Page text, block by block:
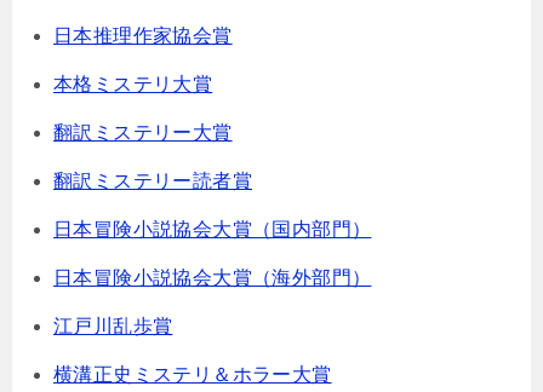
日本推理作家協会賞
本格ミステリ大賞
翻訳ミステリー大賞
翻訳ミステリー読者賞
日本冒険小説協会大賞（国内部門）
日本冒険小説協会大賞（海外部門）
江戸川乱歩賞
横溝正史ミステリ＆ホラー大賞